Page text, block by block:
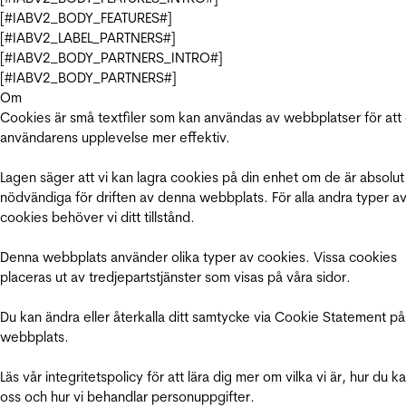
[#IABV2_BODY_FEATURES#]
[#IABV2_LABEL_PARTNERS#]
[#IABV2_BODY_PARTNERS_INTRO#]
[#IABV2_BODY_PARTNERS#]
Om
Cookies är små textfiler som kan användas av webbplatser för att
användarens upplevelse mer effektiv.
Lagen säger att vi kan lagra cookies på din enhet om de är absolut
nödvändiga för driften av denna webbplats. För alla andra typer av
cookies behöver vi ditt tillstånd.
Denna webbplats använder olika typer av cookies. Vissa cookies
placeras ut av tredjepartstjänster som visas på våra sidor.
Du kan ändra eller återkalla ditt samtycke via Cookie Statement
webbplats.
Läs vår integritetspolicy för att lära dig mer om vilka vi är, hur du
oss och hur vi behandlar personuppgifter.